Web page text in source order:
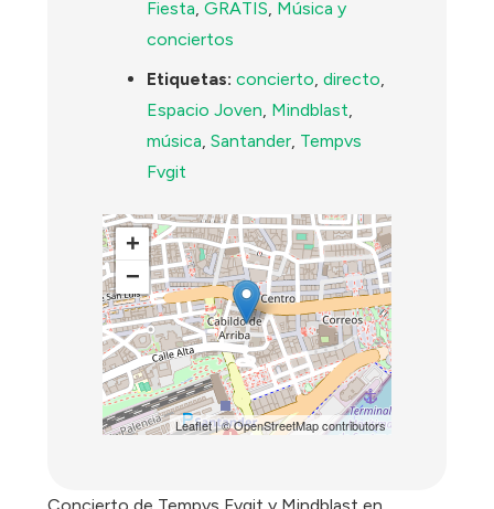
Fiesta,GRATIS, Música y
conciertos
Etiquetas: concierto,directo,
Espacio Joven, Mindblast,
música,Santander, Tempvs
Fvgit
+
−
Leaflet| ©OpenStreetMapcontributors